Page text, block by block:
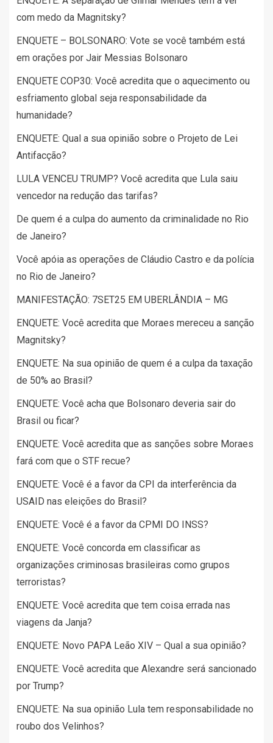
com medo da Magnitsky?
ENQUETE – BOLSONARO: Vote se você também está
em orações por Jair Messias Bolsonaro
ENQUETE COP30: Você acredita que o aquecimento ou
esfriamento global seja responsabilidade da
humanidade?
ENQUETE: Qual a sua opinião sobre o Projeto de Lei
Antifacção?
LULA VENCEU TRUMP? Você acredita que Lula saiu
vencedor na redução das tarifas?
De quem é a culpa do aumento da criminalidade no Rio
de Janeiro?
Você apóia as operações de Cláudio Castro e da polícia
no Rio de Janeiro?
MANIFESTAÇÃO: 7SET25 EM UBERLÂNDIA – MG
ENQUETE: Você acredita que Moraes mereceu a sanção
Magnitsky?
ENQUETE: Na sua opinião de quem é a culpa da taxação
de 50% ao Brasil?
ENQUETE: Você acha que Bolsonaro deveria sair do
Brasil ou ficar?
ENQUETE: Você acredita que as sanções sobre Moraes
fará com que o STF recue?
ENQUETE: Você é a favor da CPI da interferência da
USAID nas eleições do Brasil?
ENQUETE: Você é a favor da CPMI DO INSS?
ENQUETE: Você concorda em classificar as
organizações criminosas brasileiras como grupos
terroristas?
ENQUETE: Você acredita que tem coisa errada nas
viagens da Janja?
ENQUETE: Novo PAPA Leão XIV – Qual a sua opinião?
ENQUETE: Você acredita que Alexandre será sancionado
por Trump?
ENQUETE: Na sua opinião Lula tem responsabilidade no
roubo dos Velinhos?